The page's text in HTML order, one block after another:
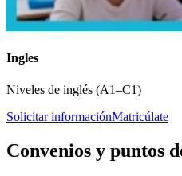
Ingles
Niveles de inglés (A1–C1)
Solicitar informaciónMatricúlate
Convenios y puntos